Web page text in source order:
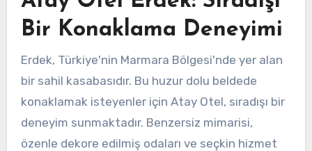
Bir Konaklama Deneyimi
Erdek, Türkiye'nin Marmara Bölgesi'nde yer alan
bir sahil kasabasıdır. Bu huzur dolu beldede
konaklamak isteyenler için Atay Otel, sıradışı bir
deneyim sunmaktadır. Benzersiz mimarisi,
özenle dekore edilmiş odaları ve seçkin hizmet